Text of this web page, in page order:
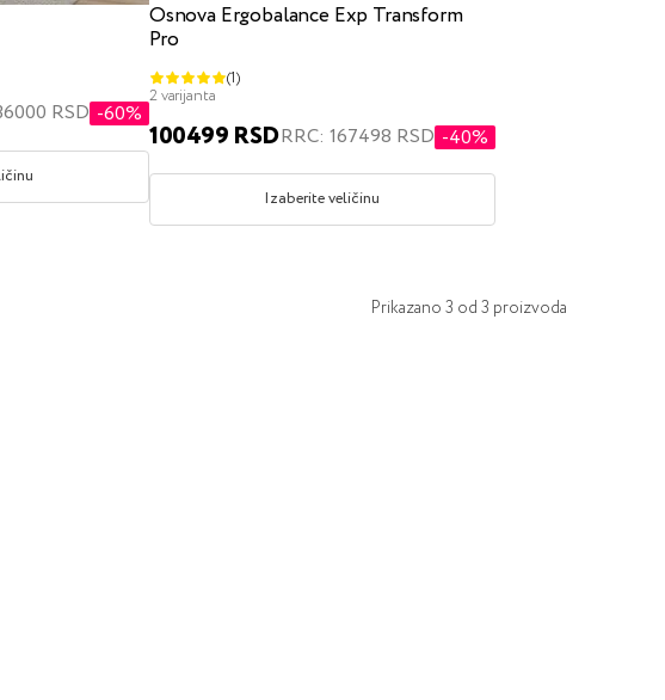
RSD -60%
Osnova Ergobalance Exp Transform
Pro
(1)
2 varijanta
100499 RSDRRC: 167498 RSD -40%
Izaberite veličinu
Prikazano 3 od 3 proizvoda